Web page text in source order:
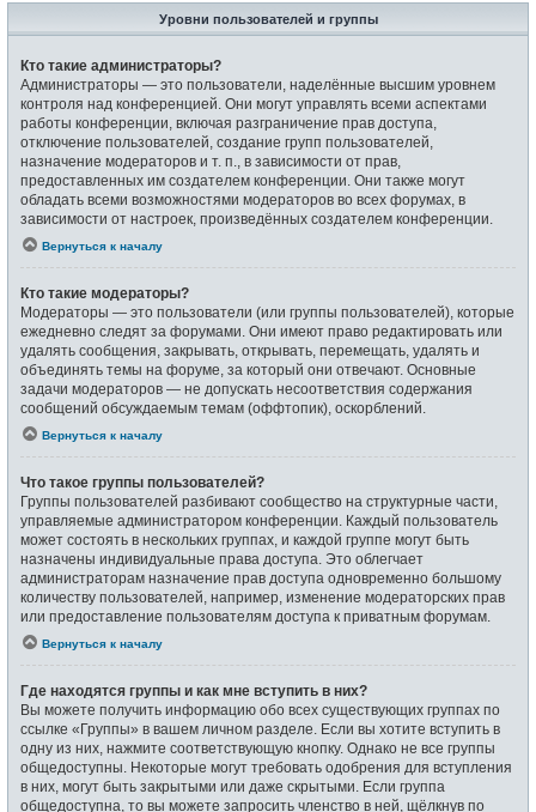
Уровни пользователей и группы
Кто такие администраторы?
Администраторы — это пользователи, наделённые высшим уровнем
контроля над конференцией. Они могут управлять всеми аспектами
работы конференции, включая разграничение прав доступа,
отключение пользователей, создание групп пользователей,
назначение модераторов и т. п., в зависимости от прав,
предоставленных им создателем конференции. Они также могут
обладать всеми возможностями модераторов во всех форумах, в
зависимости от настроек, произведённых создателем конференции.
Вернуться к началу
Кто такие модераторы?
Модераторы — это пользователи (или группы пользователей), которые
ежедневно следят за форумами. Они имеют право редактировать или
удалять сообщения, закрывать, открывать, перемещать, удалять и
объединять темы на форуме, за который они отвечают. Основные
задачи модераторов — не допускать несоответствия содержания
сообщений обсуждаемым темам (оффтопик), оскорблений.
Вернуться к началу
Что такое группы пользователей?
Группы пользователей разбивают сообщество на структурные части,
управляемые администратором конференции. Каждый пользователь
может состоять в нескольких группах, и каждой группе могут быть
назначены индивидуальные права доступа. Это облегчает
администраторам назначение прав доступа одновременно большому
количеству пользователей, например, изменение модераторских прав
или предоставление пользователям доступа к приватным форумам.
Вернуться к началу
Где находятся группы и как мне вступить в них?
Вы можете получить информацию обо всех существующих группах по
ссылке «Группы» в вашем личном разделе. Если вы хотите вступить в
одну из них, нажмите соответствующую кнопку. Однако не все группы
общедоступны. Некоторые могут требовать одобрения для вступления
в них, могут быть закрытыми или даже скрытыми. Если группа
общедоступна, то вы можете запросить членство в ней, щёлкнув по